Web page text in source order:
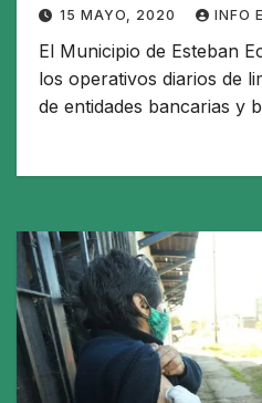
15 MAYO, 2020 INFO
El Municipio de Esteban
los operativos diarios de
de entidades bancarias y